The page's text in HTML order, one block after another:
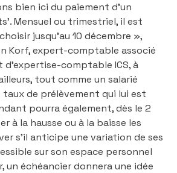
bien ici du paiement d’un
Mensuel ou trimestriel, il est
jusqu’au 10 décembre »,
Korf, expert-comptable associé
comptable ICS, à
tout comme un salarié
de prélèvement qui lui est
pourra également, dès le 2
à la hausse ou à la baisse les
s’il anticipe une variation de ses
sur son espace personnel
un échéancier donnera une idée